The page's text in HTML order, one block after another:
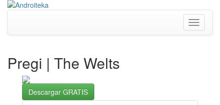
Toggle
Pregi | The Welts
Descargar GRATIS